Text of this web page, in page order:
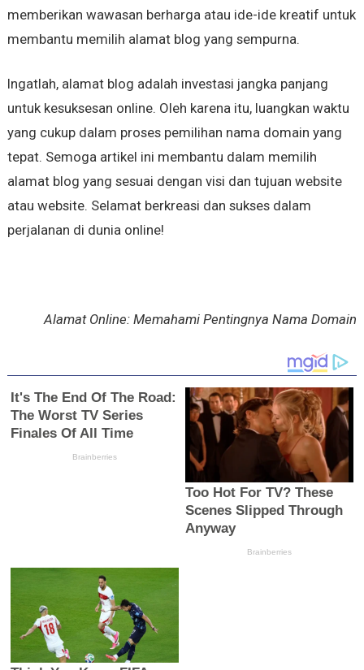
memberikan wawasan berharga atau ide-ide kreatif untuk
membantu memilih alamat blog yang sempurna.
Ingatlah, alamat blog adalah investasi jangka panjang
untuk kesuksesan online. Oleh karena itu, luangkan waktu
yang cukup dalam proses pemilihan nama domain yang
tepat. Semoga artikel ini membantu dalam memilih
alamat blog yang sesuai dengan visi dan tujuan website
atau website. Selamat berkreasi dan sukses dalam
perjalanan di dunia online!
Alamat Online: Memahami Pentingnya Nama Domain